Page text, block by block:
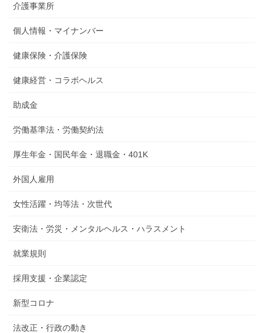
介護事業所
個人情報・マイナンバー
健康保険・介護保険
健康経営・コラボヘルス
助成金
労働基準法・労働契約法
厚生年金・国民年金・退職金・401K
外国人雇用
女性活躍・均等法・次世代
安衛法・労災・メンタルヘルス・ハラスメント
就業規則
採用支援・企業認定
新型コロナ
法改正・行政の動き